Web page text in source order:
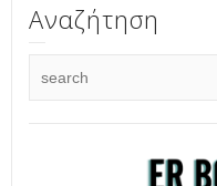
Αναζήτηση